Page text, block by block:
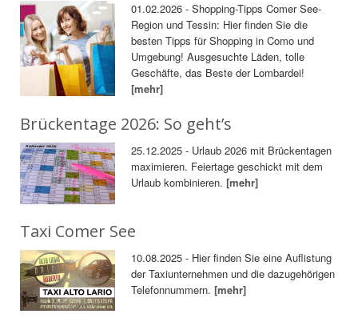
01.02.2026 - Shopping-Tipps Comer See-
Region und Tessin: Hier finden Sie die
besten Tipps für Shopping in Como und
Umgebung! Ausgesuchte Läden, tolle
Geschäfte, das Beste der Lombardei!
[mehr]
Brückentage 2026: So geht’s
25.12.2025 - Urlaub 2026 mit Brückentagen
maximieren. Feiertage geschickt mit dem
Urlaub kombinieren.[mehr]
Taxi Comer See
10.08.2025 - Hier finden Sie eine Auflistung
der Taxiunternehmen und die dazugehörigen
Telefonnummern.[mehr]